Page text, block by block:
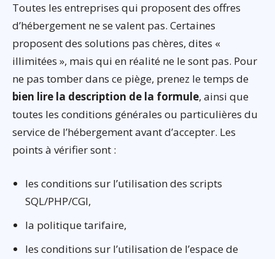
Toutes les entreprises qui proposent des offres
d’hébergement ne se valent pas. Certaines
proposent des solutions pas chères, dites «
illimitées », mais qui en réalité ne le sont pas. Pour
ne pas tomber dans ce piège, prenez le temps de
bien lire la description de la formule, ainsi que
toutes les conditions générales ou particulières du
service de l’hébergement avant d’accepter. Les
points à vérifier sont :
les conditions sur l’utilisation des scripts
SQL/PHP/CGI,
la politique tarifaire,
les conditions sur l’utilisation de l’espace de